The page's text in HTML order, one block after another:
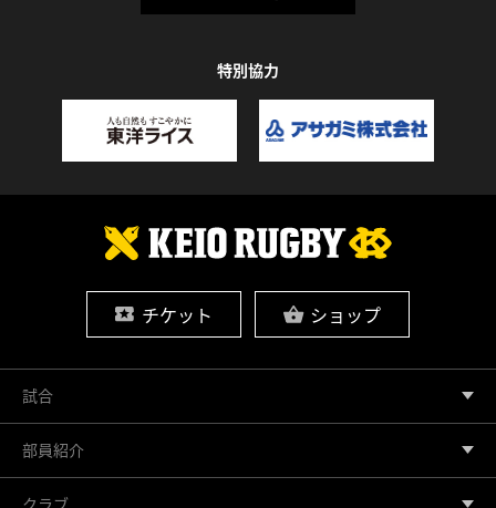
特別協力
チケット ショップ
試合
部員紹介